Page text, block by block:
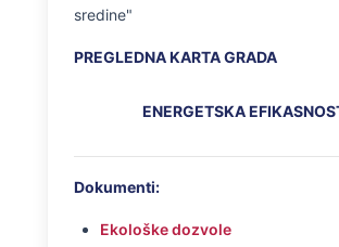
sredine"
PREGLEDNA KARTA GRADA
ENERGETSKA
Dokumenti:
Ekološke dozvole